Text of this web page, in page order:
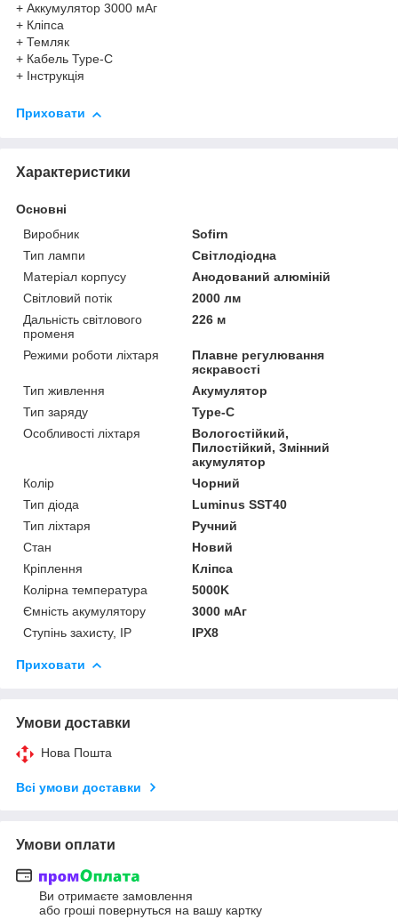
+ Аккумулятор 3000 мАг
+ Кліпса
+ Темляк
+ Кабель Type-C
+ Інструкція
Приховати
Характеристики
Основні
Виробник
Sofirn
Тип лампи
Світлодіодна
Матеріал корпусу
Анодований алюміній
Світловий потік
2000 лм
Дальність світлового
променя
226 м
Режими роботи ліхтаря
Плавне регулювання
яскравості
Тип живлення
Акумулятор
Тип заряду
Type-C
Особливості ліхтаря
Вологостійкий,
Пилостійкий, Змінний
акумулятор
Колір
Чорний
Тип діода
Luminus SST40
Тип ліхтаря
Ручний
Стан
Новий
Кріплення
Кліпса
Колірна температура
5000K
Ємність акумулятору
3000 мАг
Ступінь захисту, IP
IPX8
Приховати
Умови доставки
Нова Пошта
Всі умови доставки
Умови оплати
Ви отримаєте замовлення
або гроші повернуться на вашу картку